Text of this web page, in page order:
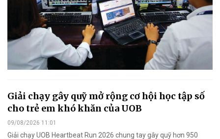
Giải chạy gây quỹ mở rộng cơ hội học tập số
cho trẻ em khó khăn của UOB
09/08/2026 11:01
Giải chạy UOB Heartbeat Run 2026 chung tay gây quỹ hơn 950